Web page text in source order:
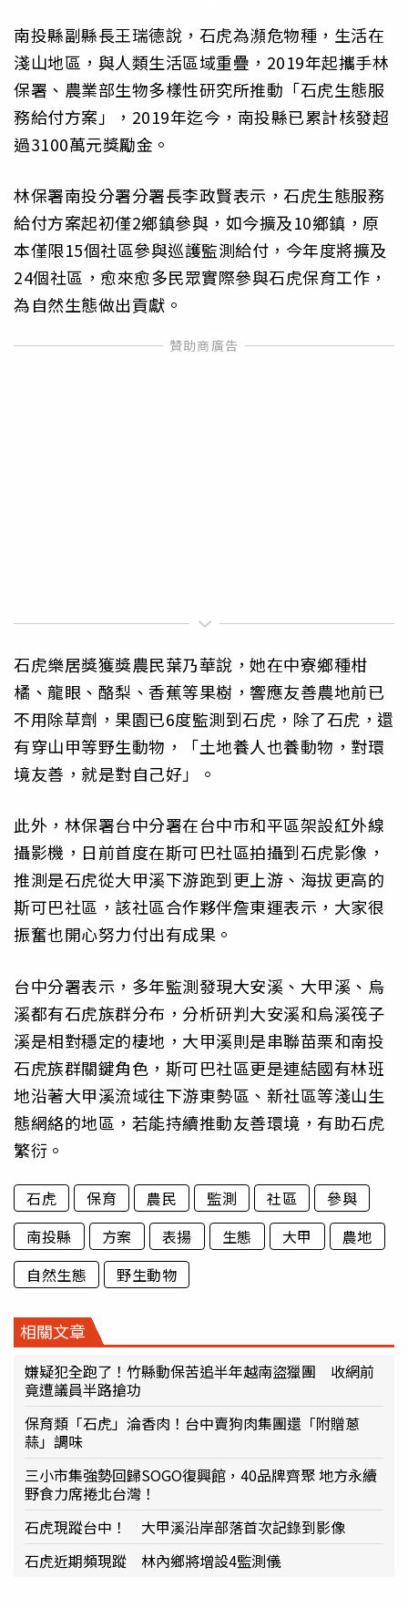
南投縣副縣長王瑞德說，石虎為瀕危物種，生活在
淺山地區，與人類生活區域重疊，2019年起攜手林
保署、農業部生物多樣性研究所推動「石虎生態服
務給付方案」，2019年迄今，南投縣已累計核發超
過3100萬元獎勵金。
林保署南投分署分署長李政賢表示，石虎生態服務
給付方案起初僅2鄉鎮參與，如今擴及10鄉鎮，原
本僅限15個社區參與巡護監測給付，今年度將擴及
24個社區，愈來愈多民眾實際參與石虎保育工作，
為自然生態做出貢獻。
石虎樂居獎獲獎農民葉乃華說，她在中寮鄉種柑
橘、龍眼、酪梨、香蕉等果樹，響應友善農地前已
不用除草劑，果園已6度監測到石虎，除了石虎，還
有穿山甲等野生動物，「土地養人也養動物，對環
境友善，就是對自己好」。
此外，林保署台中分署在台中市和平區架設紅外線
攝影機，日前首度在斯可巴社區拍攝到石虎影像，
推測是石虎從大甲溪下游跑到更上游、海拔更高的
斯可巴社區，該社區合作夥伴詹東運表示，大家很
振奮也開心努力付出有成果。
台中分署表示，多年監測發現大安溪、大甲溪、烏
溪都有石虎族群分布，分析研判大安溪和烏溪筏子
溪是相對穩定的棲地，大甲溪則是串聯苗栗和南投
石虎族群關鍵角色，斯可巴社區更是連結國有林班
地沿著大甲溪流域往下游東勢區、新社區等淺山生
態網絡的地區，若能持續推動友善環境，有助石虎
繁衍。
石虎 保育 農民 監測 社區
參與
南投縣
方案 表揚 生態 大甲
農地
自然生態
野生動物
相關文章
嫌疑犯全跑了！竹縣動保苦追半年越南盜獵團 收網前
竟遭議員半路搶功
保育類「石虎」淪香肉！台中賣狗肉集團還「附贈蔥
蒜」調味
三小市集強勢回歸SOGO復興館，40品牌齊聚 地方永續
野食力席捲北台灣！
石虎現蹤台中！ 大甲溪沿岸部落首次記錄到影像
石虎近期頻現蹤 林內鄉將增設4監測儀